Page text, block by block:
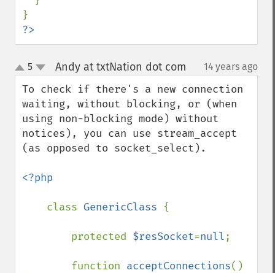
?>
up
down
5 Andy at txtNation dot com 14 years ago
To check if there's a new connection
waiting, without blocking, or (when
using non-blocking mode) without
notices), you can use stream_accept
(as opposed to socket_select).
<?php
class GenericClass {
        protected
$resSocket=null;
        function
acceptConnections()